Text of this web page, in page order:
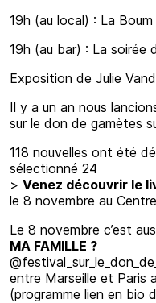
19h (au local) : La
19h (au bar) : La soirée
Exposition de Julie
Il y a un an nous
sur le don de gamètes
118 nouvelles ont été
sélectionné 24
> Venez découvrir le
le 8 novembre au
Le 8 novembre c’est
MA FAMILLE ?
entre Marseille et Paris
(programme lien en bio